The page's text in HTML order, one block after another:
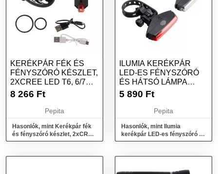
KERÉKPÁR FÉK ÉS
FÉNYSZÓRÓ KÉSZLET,
2XCREE LED T6, 6/7
VILÁGÍTÁSI...
8 266 Ft
Pepita
Hasonlók, mint Kerékpár fék
és fényszóró készlet, 2xCREE
LED T6, 6/7 világítási...
ILUMIA KERÉKPÁR
LED-ES FÉNYSZÓRÓ
ÉS HÁTSÓ LÁMPA
KÉSZLET
5 890 Ft
Pepita
Hasonlók, mint Ilumia
kerékpár LED-es fényszóró és
hátsó lámpa készlet